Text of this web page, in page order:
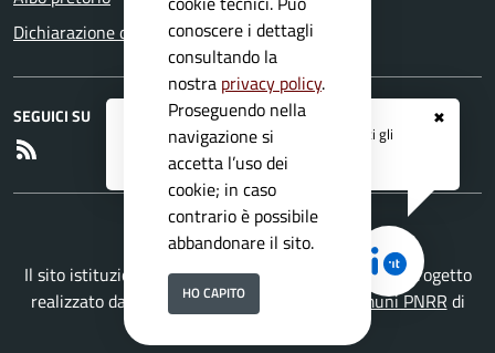
✖
Registrati ai serviziAPP IO
e ricevi tutti gli
aggiornamenti dall'Ente
Dichiarazione di accessibilità
SEGUICI SU
Il sito istituzionale del Comune di Pertica Alta è un progetto
realizzato da
Secoval srlcon la Soluzione Comuni PNRR di
conoscere i dettagli
consultando la
nostra privacy policy.
Proseguendo nella
navigazione si
accetta l’uso dei
cookie; in caso
contrario è possibile
abbandonare il sito.
HO CAPITO